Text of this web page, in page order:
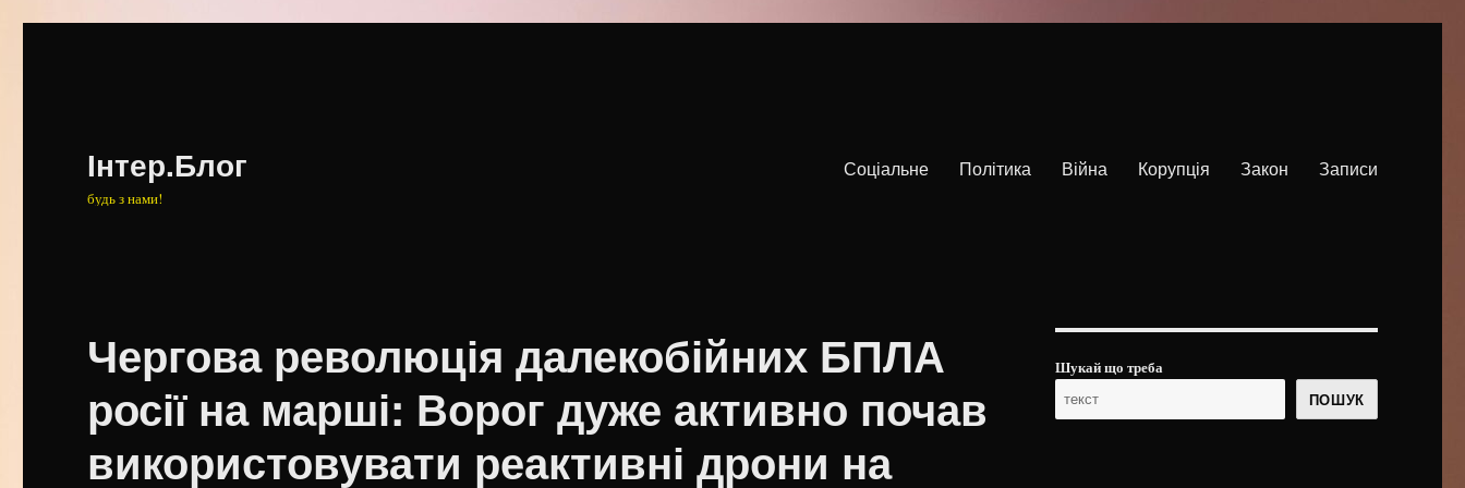
Інтер.Блог
будь з нами!
Соціальне Політика Війна Корупція Закон Записи
Чергова революція далекобійних БПЛА
росії на марші: Ворог дуже активно почав
використовувати реактивні дрони на
Шукай що треба
ПОШУК